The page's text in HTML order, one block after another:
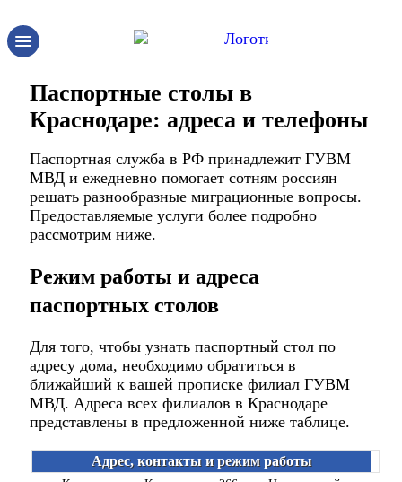
Паспортные столы в
Краснодаре: адреса и телефоны
Паспортная служба в РФ принадлежит ГУВМ
МВД и ежедневно помогает сотням россиян
решать разнообразные миграционные вопросы.
Предоставляемые услуги более подробно
рассмотрим ниже.
Режим работы и адреса
паспортных столов
Для того, чтобы узнать паспортный стол по
адресу дома, необходимо обратиться в
ближайший к вашей прописке филиал ГУВМ
МВД. Адреса всех филиалов в Краснодаре
представлены в предложенной ниже таблице.
Адрес